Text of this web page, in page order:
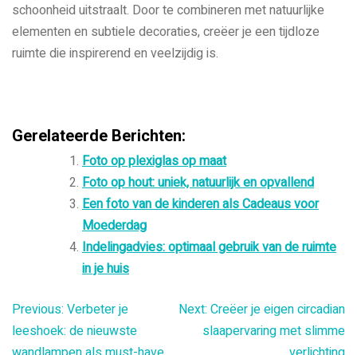
schoonheid uitstraalt. Door te combineren met natuurlijke
elementen en subtiele decoraties, creëer je een tijdloze
ruimte die inspirerend en veelzijdig is.
Gerelateerde Berichten:
Foto op plexiglas op maat
Foto op hout: uniek, natuurlijk en opvallend
Een foto van de kinderen als Cadeaus voor
Moederdag
Indelingadvies: optimaal gebruik van de ruimte
in je huis
Bericht
Previous: Verbeter je
leeshoek: de nieuwste
Next: Creëer je eigen circadian
slaapervaring met slimme